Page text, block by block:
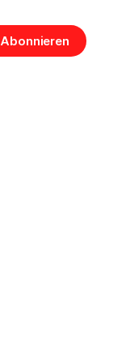
Abonnieren